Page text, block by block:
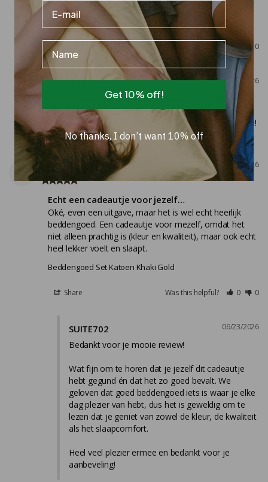
Dekbedovertrek Katoen Sky Blue
Was this helpful? 0 0
07/21/2026
SUITE702
Bedankt voor je mooie review! Onwijs fijn om te
horen dat je tevreden bent met de kleuren en
materialen. We nemen je feedback uiteraard mee!
E
06/23/2026
Ester
Echt een cadeautje voor jezelf…
Oké, even een uitgave, maar het is wel echt heerlijk
beddengoed. Een cadeautje voor mezelf, omdat het
niet alleen prachtig is (kleur en kwaliteit), maar ook echt
heel lekker voelt en slaapt.
Beddengoed Set Katoen Khaki Gold
Share Was this helpful? 0 0
06/23/2026
SUITE702
Bedankt voor je mooie review!
Wat fijn om te horen dat je jezelf dit cadeautje
hebt gegund én dat het zo goed bevalt. We
geloven dat goed beddengoed iets is waar je elke
dag plezier van hebt, dus het is geweldig om te
lezen dat je geniet van zowel de kleur, de kwaliteit
als het slaapcomfort.
Heel veel plezier ermee en bedankt voor je
aanbeveling!
Name
Get 10% off!
No thanks, I don’t want 10% off